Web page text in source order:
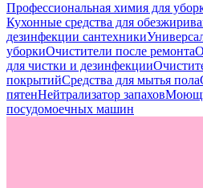
Профессиональная химия для
Кухонные средства для
дезинфекции сантехники
уборкиОчистители после ремонта
для чистки и дезинфекции
покрытийСредства для мытья пола
пятенНейтрализатор запахов
посудомоечных машин